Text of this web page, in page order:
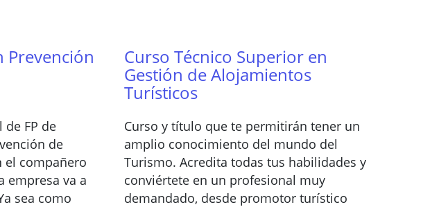
Prevención
FP de
de
el compañero
empresa va a
sea como
Curso Técnico Superior en
Gestión de Alojamientos
Turísticos
Curso y título que te permitirán tener un
amplio conocimiento del mundo del
Turismo. Acredita todas tus habilidades y
conviértete en un profesional muy
demandado, desde promotor turístico